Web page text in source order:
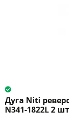
Дуга Niti
N341-1822L 2 шт